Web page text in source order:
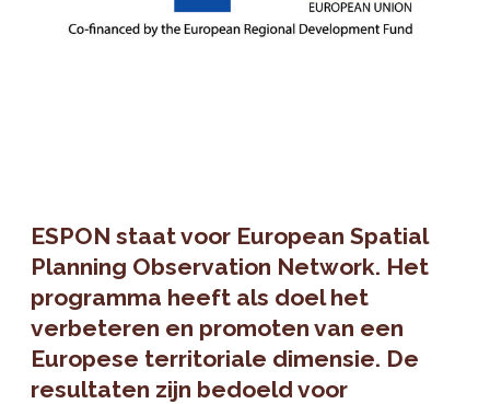
ESPON staat voor European Spatial
Planning Observation Network. Het
programma heeft als doel het
verbeteren en promoten van een
Europese territoriale dimensie. De
resultaten zijn bedoeld voor